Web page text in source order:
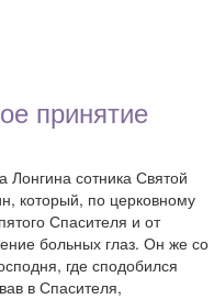
принятие
Лонгина сотника Святой
который, по церковному
Спасителя и от
больных глаз. Он же со
где сподобился
в Спасителя,